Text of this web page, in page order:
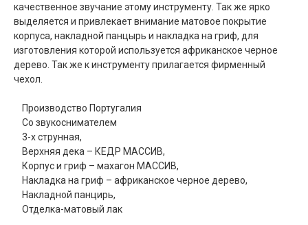
качественное звучание этому инструменту. Так же ярко
выделяется и привлекает внимание матовое покрытие
корпуса, накладной панцырь и накладка на гриф, для
изготовления которой используется африканское черное
дерево. Так же к инструменту прилагается фирменный
чехол.
Производство Португалия
Со звукоснимателем
3-х струнная,
Верхняя дека – КЕДР МАССИВ,
Корпус и гриф – махагон МАССИВ,
Накладка на гриф – африканское черное дерево,
Накладной панцирь,
Отделка-матовый лак